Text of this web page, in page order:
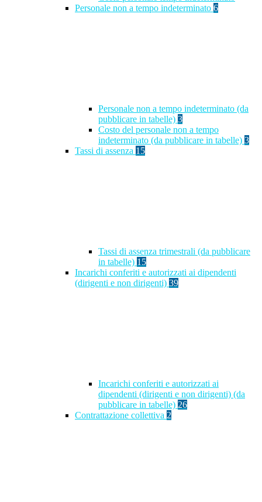
Personale non a tempo indeterminato 6
Personale non a tempo indeterminato (da
pubblicare in tabelle) 3
Costo del personale non a tempo
indeterminato (da pubblicare in tabelle) 3
Tassi di assenza 15
Tassi di assenza trimestrali (da pubblicare
in tabelle) 15
Incarichi conferiti e autorizzati ai dipendenti
(dirigenti e non dirigenti) 39
Incarichi conferiti e autorizzati ai
dipendenti (dirigenti e non dirigenti) (da
pubblicare in tabelle) 26
Contrattazione collettiva 2